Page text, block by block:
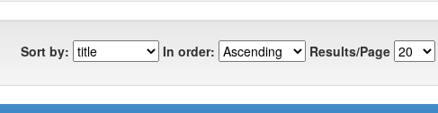
Sort by: In order: Results/Page